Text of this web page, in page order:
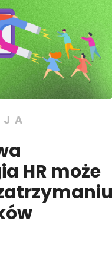
HR może